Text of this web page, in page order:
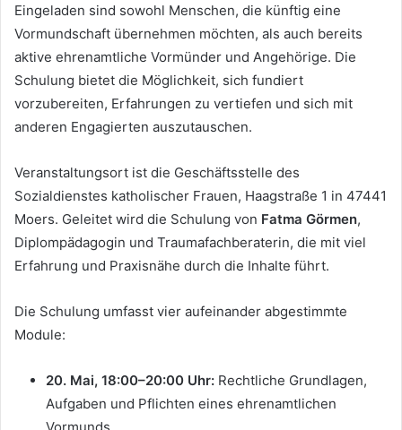
Eingeladen sind sowohl Menschen, die künftig eine
Vormundschaft übernehmen möchten, als auch bereits
aktive ehrenamtliche Vormünder und Angehörige. Die
Schulung bietet die Möglichkeit, sich fundiert
vorzubereiten, Erfahrungen zu vertiefen und sich mit
anderen Engagierten auszutauschen.
Veranstaltungsort ist die Geschäftsstelle des
Sozialdienstes katholischer Frauen, Haagstraße 1 in 47441
Moers. Geleitet wird die Schulung von Fatma Görmen,
Diplompädagogin und Traumafachberaterin, die mit viel
Erfahrung und Praxisnähe durch die Inhalte führt.
Die Schulung umfasst vier aufeinander abgestimmte
Module:
20. Mai, 18:00–20:00 Uhr: Rechtliche Grundlagen,
Aufgaben und Pflichten eines ehrenamtlichen
Vormunds